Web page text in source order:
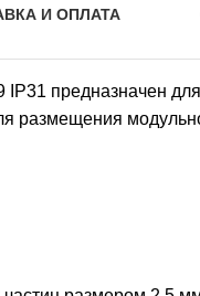
И ОПЛАТА
предназначен